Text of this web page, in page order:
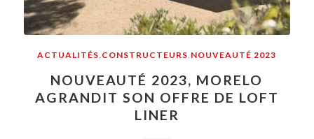
ACTUALITÉS CONSTRUCTEURS NOUVEAUTÉ 2023
NOUVEAUTÉ 2023, MORELO
AGRANDIT SON OFFRE DE LOFT
LINER